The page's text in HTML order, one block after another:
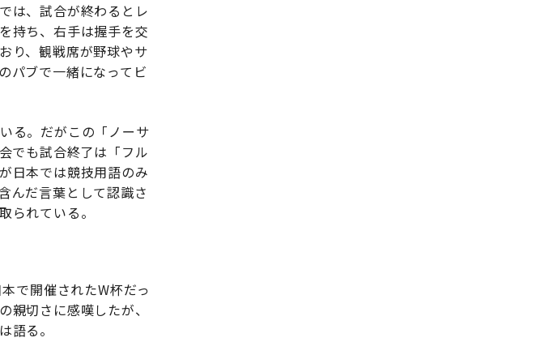
は、試合が終わるとレ
持ち、右手は握手を交
り、観戦席が野球やサ
パブで一緒になってビ
る。だがこの「ノーサ
でも試合終了は「フル
日本では競技用語のみ
んだ言葉として認識さ
られている。
で開催されたW杯だっ
切さに感嘆したが、
語る。